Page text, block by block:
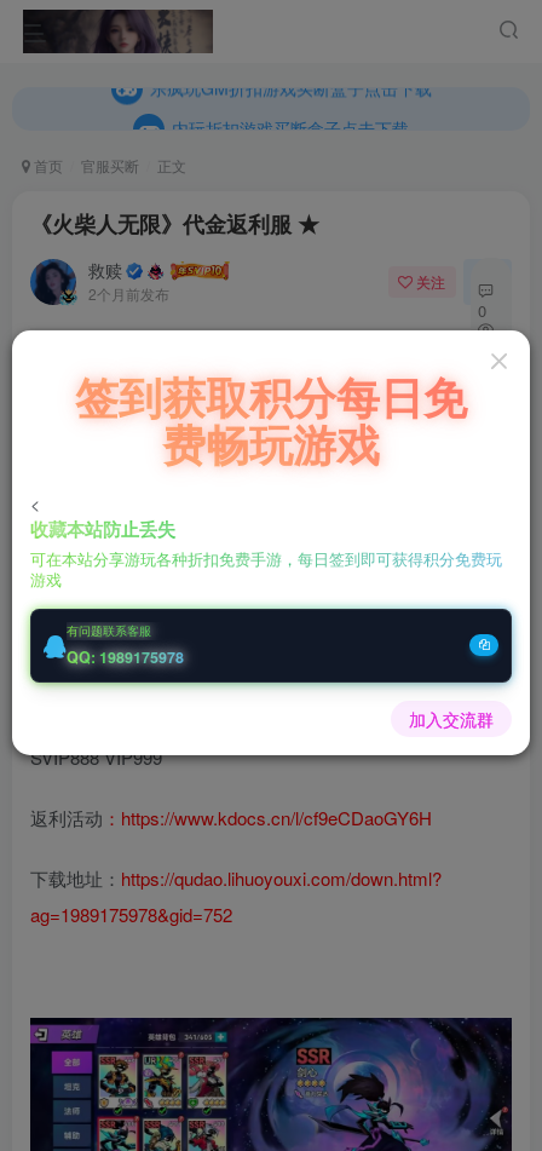
内玩折扣游戏买断盒子点击下载
首页 官服买断 正文
《火柴人无限》代金返利服 ★
救赎
2个月前发布
关注 私信
0
72
充值福利联系站长.充值福利注意注册新账号
后台激活码联系客服购买
《火柴人无限》代金返利服 ★
一款横版火柴人塔防手游 ★上线即领取4000代金
★每天免费领取2000代金
★新服签到第2天第6天共领1296代金 ★赞助送月卡代金畅玩
游戏
★礼包码：VIP111 VIP222 VIP333 SVIP555 SVIP666
SVIP888 VIP999
返利活动 ： https://www.kdocs.cn/l/cf9eCDaoGY6H
下载地址： https://qudao.lihuoyouxi.com/down.html?
ag=1989175978&gid=752
签到获取积分每日免
费畅玩游戏
<
收藏本站防止丢失
可在本站分享游玩各种折扣免费手游，每日签到即可获得积分免费玩
游戏
有问题联系客服
QQ: 1989175978
加入交流群